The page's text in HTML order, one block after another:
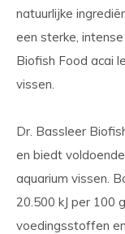
natuurlijke
een sterke,
Biofish Food acai
vissen.
Dr. Bassleer
en biedt
aquarium vissen.
20.500 kJ per 100
voedingsstoffen